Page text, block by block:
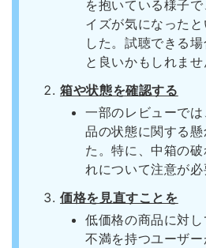
を抱いている様子
イズが気になった
した。試聴できる
と良いかもしれませ
箱や状態を確認する
一部のレビューで
品の状態に関する
た。特に、中箱の
れについて注意が必
価格を見直すことを
低価格の商品に対
不満を持つユーザ